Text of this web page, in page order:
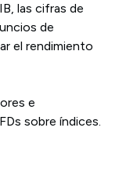
las cifras de
de
el rendimiento
e
sobre índices.